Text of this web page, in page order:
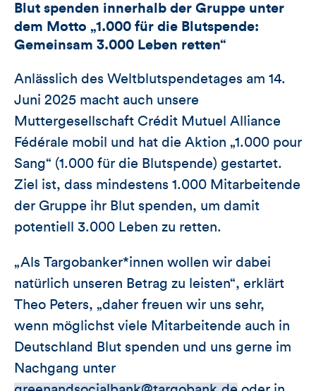
Blut spenden innerhalb der Gruppe unter
dem Motto „1.000 für die Blutspende:
Gemeinsam 3.000 Leben retten“
Anlässlich des Weltblutspendetages am 14.
Juni 2025 macht auch unsere
Muttergesellschaft Crédit Mutuel Alliance
Fédérale mobil und hat die Aktion „1.000 pour
Sang“ (1.000 für die Blutspende) gestartet.
Ziel ist, dass mindestens 1.000 Mitarbeitende
der Gruppe ihr Blut spenden, um damit
potentiell 3.000 Leben zu retten.
„Als Targobanker*innen wollen wir dabei
natürlich unseren Betrag zu leisten“, erklärt
Theo Peters, „daher freuen wir uns sehr,
wenn möglichst viele Mitarbeitende auch in
Deutschland Blut spenden und uns gerne im
Nachgang unter